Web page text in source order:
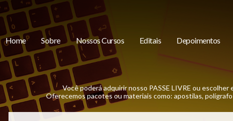
Home Sobre Nossos Cursos Editais Depoimentos
Você poderá adquirir nosso PASSE LIVRE ou
Oferecemos pacotes ou materiais como: apostilas,